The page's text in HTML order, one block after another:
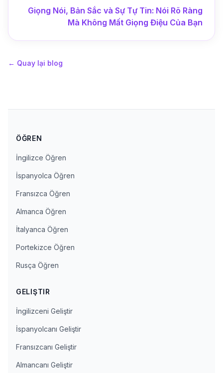
Giọng Nói, Bản Sắc và Sự Tự Tin: Nói Rõ Ràng
Mà Không Mất Giọng Điệu Của Bạn
← Quay lại blog
ÖĞREN
İngilizce Öğren
İspanyolca Öğren
Fransızca Öğren
Almanca Öğren
İtalyanca Öğren
Portekizce Öğren
Rusça Öğren
GELIŞTIR
İngilizceni Geliştir
İspanyolcanı Geliştir
Fransızcanı Geliştir
Almancanı Geliştir